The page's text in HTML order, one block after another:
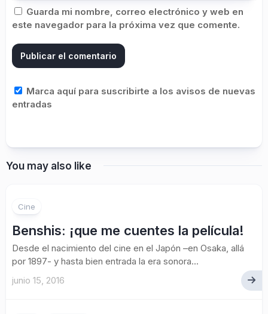
Guarda mi nombre, correo electrónico y web en
este navegador para la próxima vez que comente.
Marca aquí para suscribirte a los avisos de nuevas
entradas
You may also like
Cine
Benshis: ¡que me cuentes la película!
Desde el nacimiento del cine en el Japón –en Osaka, allá
por 1897- y hasta bien entrada la era sonora...
junio 15, 2016